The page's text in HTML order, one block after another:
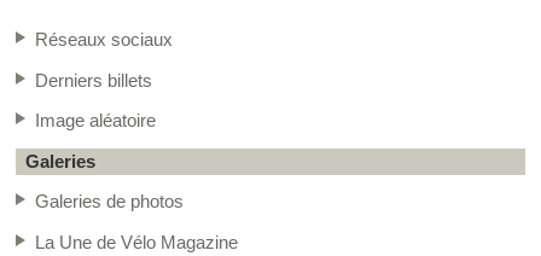
Réseaux sociaux
Derniers billets
Image aléatoire
Galeries
Galeries de photos
La Une de Vélo Magazine